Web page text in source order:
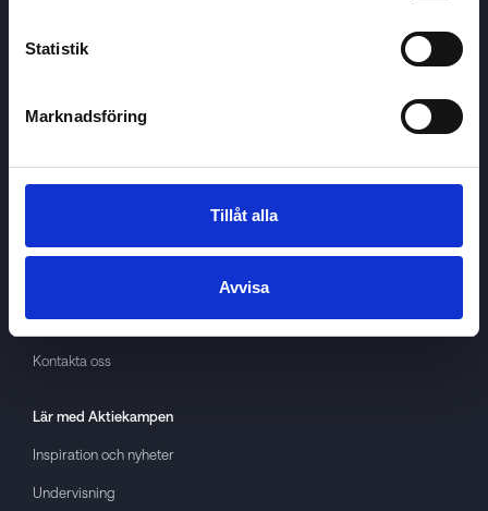
Statistik
Marknadsföring
Tillåt alla
Avvisa
OmAktiekampen
About cookies
GDPR
Kontakta oss
Lär med Aktiekampen
Inspiration och nyheter
Undervisning